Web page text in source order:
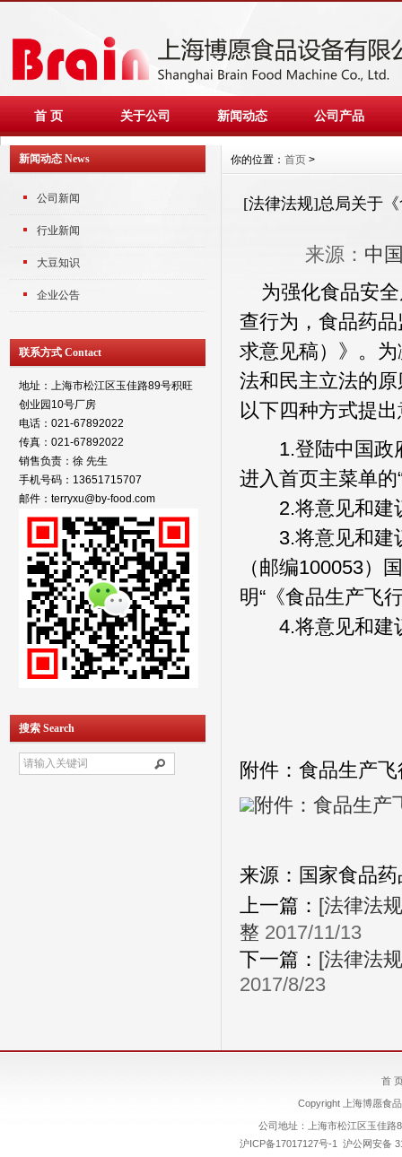
首 页 关于公司 新闻动态 公司产品
新闻动态 News
公司新闻
行业新闻
大豆知识
企业公告
联系方式 Contact
地址：上海市松江区玉佳路89号积旺
创业园10号厂房
电话：021-67892022
传真：021-67892022
销售负责：徐 先生
手机号码：13651715707
邮件：terryxu@by-food.com
搜索 Search
你的位置： 首页 >
[法律法规]总局关于
来源： 中
为强化食品安
查行为，食品药
求意见稿）》。
法和民主立法的
以下四种方式提
1.登陆中国政府
进入首页主菜单的
2.将意见和建议
3.将意见和建议
（邮编100053）
明“《食品生产飞
4.将意见和建
附件：食品生产
附件：食品生
来源： 国家食品
上一篇： [法律法
整 2017/11/13
下一篇： [法律法
2017/8/23
首
Copyright 上海博愿食
公司地址：上海市松江区玉佳路
沪ICP备17017127号-1
沪公网安备